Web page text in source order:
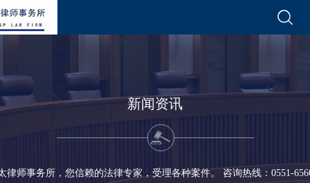
新闻资讯
律师事务所，您信赖的法律专家，受理各种案件。 咨询热线：0551-